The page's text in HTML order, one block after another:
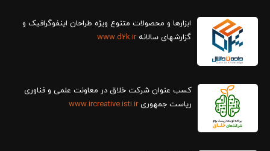
ابزارها و محصولات متنوع ویژه طراحان اینفوگرافیک و
گزارش‎های سالانه
www.d2k.ir
کسب عنوان شرکت خلاق در معاونت علمی و فناوری
ریاست جمهوریwww.ircreative.isti.ir